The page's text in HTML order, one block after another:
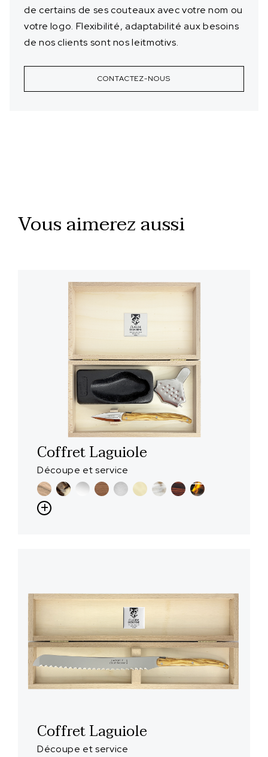
de certains de ses couteaux avec votre nom ou
votre logo. Flexibilité, adaptabilité aux besoins
de nos clients sont nos leitmotivs.
CONTACTEZ-NOUS
Vous aimerez aussi
Coffret Laguiole
Découpe et service
Coffret Laguiole
Découpe et service